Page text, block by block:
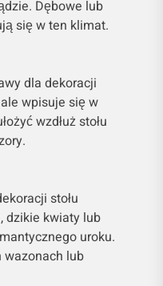
Dębowe lub
się w ten klimat.
dla dekoracji
wpisuje się w
wzdłuż stołu
stołu
dzikie kwiaty lub
uroku.
wazonach lub